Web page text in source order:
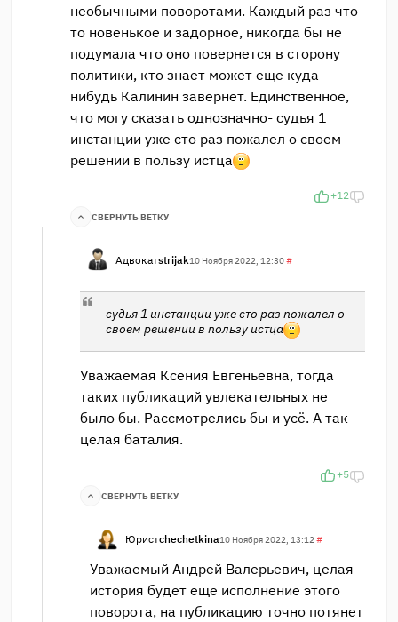
необычными поворотами. Каждый раз что
то новенькое и задорное, никогда бы не
подумала что оно повернется в сторону
политики, кто знает может еще куда-
нибудь Калинин завернет. Единственное,
что могу сказать однозначно- судья 1
инстанции уже сто раз пожалел о своем
решении в пользу истца
+12
СВЕРНУТЬ ВЕТКУ
Адвокатstrijak10 Ноября 2022, 12:30#
судья 1 инстанции уже сто раз пожалел о
своем решении в пользу истца
Уважаемая Ксения Евгеньевна, тогда
таких публикаций увлекательных не
было бы. Рассмотрелись бы и усё. А так
целая баталия.
+5
СВЕРНУТЬ ВЕТКУ
Юристchechetkina10 Ноября 2022, 13:12#
Уважаемый Андрей Валерьевич, целая
история будет еще исполнение этого
поворота, на публикацию точно потянет